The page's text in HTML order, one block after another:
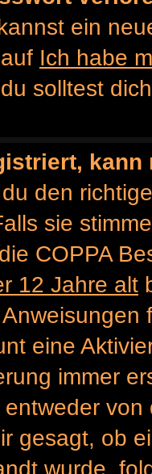
ein
Ich habe
solltest
den
sie
COPPA
12 Jahre alt
eine
immer
gesagt, ob
wurde,